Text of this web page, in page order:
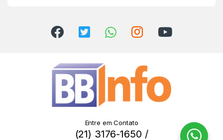
Entre em Contato
(21) 3176-1650 /